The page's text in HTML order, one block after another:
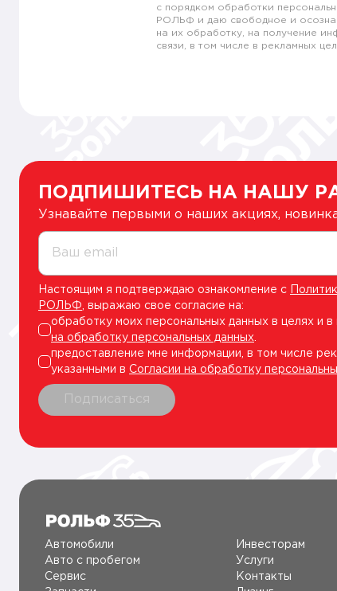
с порядком обработки
РОЛЬФ и даю свободное и
на их обработку, на получение
связи, в том числе в рекламных
ПОДПИШИТЕСЬ НА НАШУ
Узнавайте первыми о наших акциях,
Ваш email
Настоящим я подтверждаю ознакомление с
РОЛЬФ , выражаю свое согласие на:
обработку моих персональных данных в целях и в
на обработку персональных данных
предоставление мне информации, в том числе
указанными в Согласии на обработку
Подписаться
Автомобили
Авто c пробегом
Сервис
Инвесторам
Услуги
Контакты